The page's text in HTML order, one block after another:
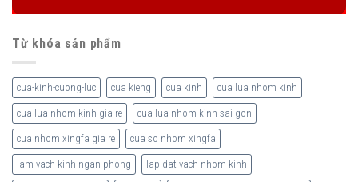
Từ khóa sản phẩm
cua-kinh-cuong-luc cua kieng cua kinh cua lua nhom kinh
cua lua nhom kinh gia re cua lua nhom kinh sai gon
cua nhom xingfa gia re cua so nhom xingfa
lam vach kinh ngan phong lap dat vach nhom kinh